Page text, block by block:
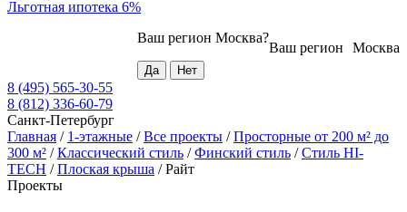
Льготная ипотека 6%
Москва
Ваш регион
Ваш регион Москва?
8 (495) 565-30-55
8 (812) 336-60-79
Санкт-Петербург
Главная / 1-этажные /Все проекты /Просторные от 200 м² до
300 м² /Классический стиль /Финский стиль /Стиль HI-
TECH /Плоская крыша /Райт
Проекты